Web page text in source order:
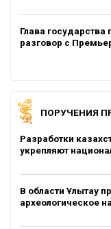
Глава
разговор с
ПОРУЧЕНИЯ
Разработки
укрепляют
В области Ұлытау
археологическое